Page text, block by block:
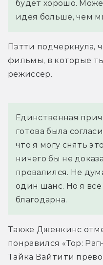
будет хорошо.
идея больше, чем
Пэтти подчеркнула,
фильмы, в которые
режиссер.
Единственная
готова была
что я могу снять
ничего бы не
провалился. Не
один шанс. Но я
благодарна.
Также Дженкинс
понравился «Тор:
Тайка Вайтити